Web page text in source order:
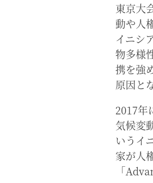
東京大
動や人
イニシ
物多様
携を強
原因と
2017年
気候変
いうイ
家が人
「